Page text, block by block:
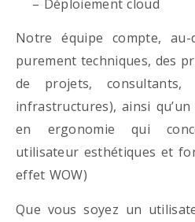
– Déploiement cloud
Notre équipe compte, au-
purement techniques, des
de projets,
infrastructures), ainsi
en ergonomie qui
utilisateur esthétiques et
effet WOW)
Que vous soyez un